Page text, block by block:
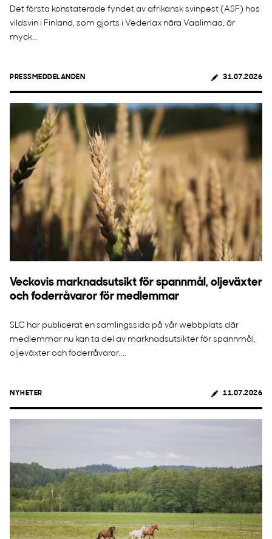
Det första konstaterade fyndet av afrikansk svinpest (ASF) hos
vildsvin i Finland, som gjorts i Vederlax nära Vaalimaa, är
myck...
PRESSMEDDELANDEN 31.07.2026
Veckovis marknadsutsikt för spannmål, oljeväxter
och foderråvaror för medlemmar
SLC har publicerat en samlingssida på vår webbplats där
medlemmar nu kan ta del av marknadsutsikter för spannmål,
oljeväxter och foderråvaror....
NYHETER 11.07.2026